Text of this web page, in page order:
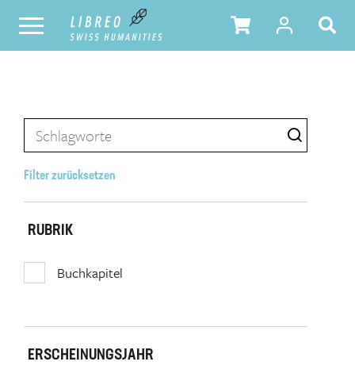
Filter zurücksetzen
RUBRIK
Buchkapitel
ERSCHEINUNGSJAHR